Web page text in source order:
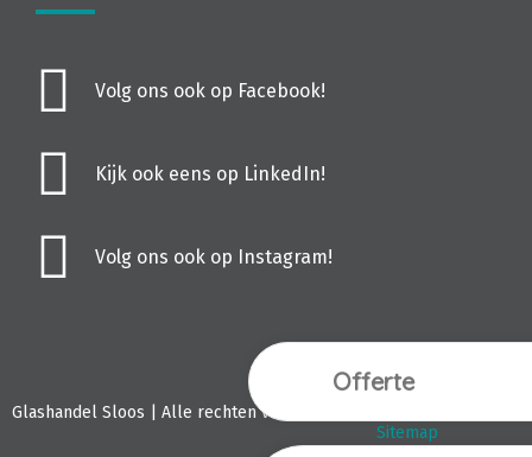
Volg ons ook op Facebook!
Kijk ook eens op LinkedIn!
Volg ons ook op Instagram!
Offerte
Glashandel Sloos | Alle rechten voorbehouden.
Webdesign Vanoo
Sitemap